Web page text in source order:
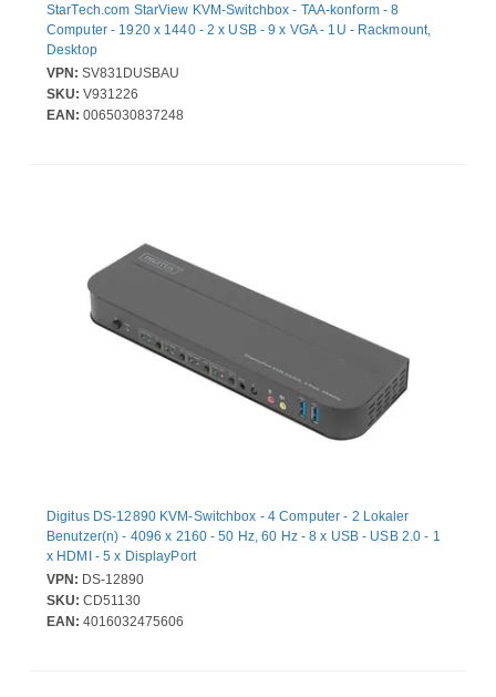
StarTech.com StarView KVM-Switchbox - TAA-konform - 8
Computer - 1920 x 1440 - 2 x USB - 9 x VGA - 1U - Rackmount,
Desktop
VPN: SV831DUSBAU
SKU: V931226
EAN: 0065030837248
Digitus DS-12890 KVM-Switchbox - 4 Computer - 2 Lokaler
Benutzer(n) - 4096 x 2160 - 50 Hz, 60 Hz - 8 x USB - USB 2.0 - 1
x HDMI - 5 x DisplayPort
VPN: DS-12890
SKU: CD51130
EAN: 4016032475606